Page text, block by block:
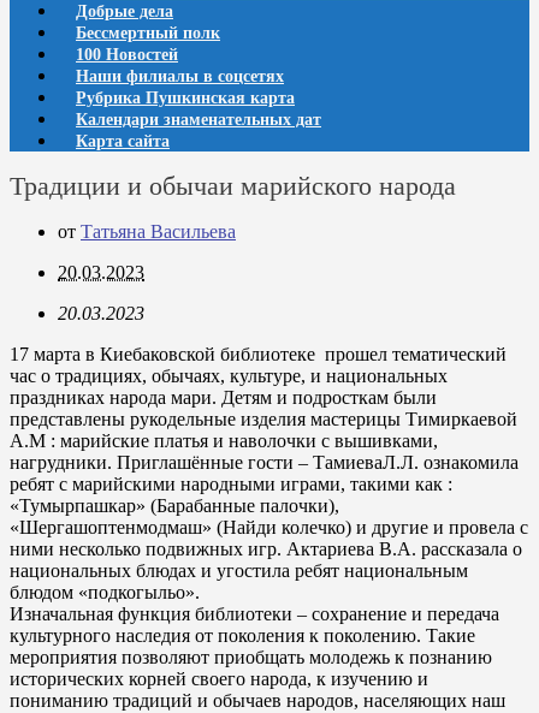
Добрые дела
Бессмертный полк
100 Новостей
Наши филиалы в соцсетях
Рубрика Пушкинская карта
Календари знаменательных дат
Карта сайта
Традиции и обычаи марийского народа
от Татьяна Васильева
20.03.2023
20.03.2023
17 марта в Киебаковской библиотеке прошел тематический
час о традициях, обычаях, культуре, и национальных
праздниках народа мари. Детям и подросткам были
представлены рукодельные изделия мастерицы Тимиркаевой
А.М : марийские платья и наволочки с вышивками,
нагрудники. Приглашённые гости – ТамиеваЛ.Л. ознакомила
ребят с марийскими народными играми, такими как :
«Тумырпашкар» (Барабанные палочки),
«Шергашоптенмодмаш» (Найди колечко) и другие и провела с
ними несколько подвижных игр. Актариева В.А. рассказала о
национальных блюдах и угостила ребят национальным
блюдом «подкогыльо».
Изначальная функция библиотеки – сохранение и передача
культурного наследия от поколения к поколению. Такие
мероприятия позволяют приобщать молодежь к познанию
исторических корней своего народа, к изучению и
пониманию традиций и обычаев народов, населяющих наш